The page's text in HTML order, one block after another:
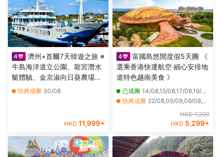
濟州+首爾7天韓遊之旅 ※
牛島海洋道立公園、龍宮潛水
艇體驗、金京淑向日葵農場、
Kidzania兒童職業主題樂園、
快將成團 30/08
HKD 11,999+
富國島悠閒度假5天團 《
選乘香港快運航空‧細心安排地
道特色越南美食 》
已成團 14/08,15/08,17/08,19/08,21/08,26/08
快將成團 22/08,05/09,09/09,12/09,16/09,19/09,23/09,26/09,07/10,10/10,14/10,17/10,21/10,24/10,28/10,31/10,06/11,13/11,20/11,27/11
HKD 7,299
HKD 5,299+